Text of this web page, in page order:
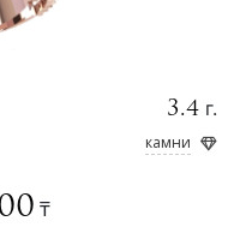
3.4 г.
камни
₸